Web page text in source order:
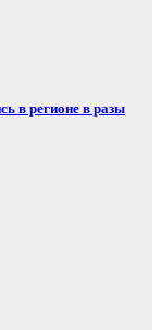
в регионе в разы